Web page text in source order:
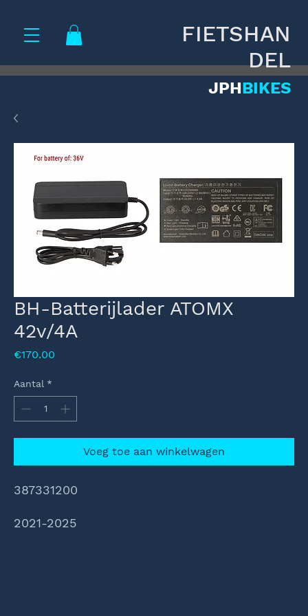
FIETSHAN
DEL
JPHBIKES
BH-Batterijlader ATOMX
42v/4A
€170.00
Aantal *
Voeg toe aan winkelwagen
387331200
2021-2025